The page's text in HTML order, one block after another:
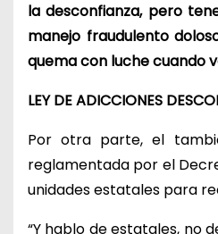
la desconfianza, pero
manejo fraudulento
quema con luche cuando
LEY DE ADICCIONES
Por otra parte, el
reglamentada por el
unidades estatales para
“Y hablo de estatales, no